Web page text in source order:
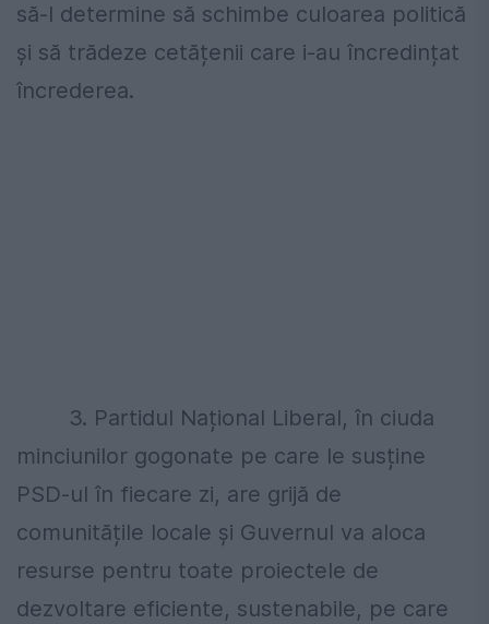
să-l determine să schimbe culoarea politică
și să trădeze cetățenii care i-au încredințat
încrederea.
3. Partidul Național Liberal, în ciuda
minciunilor gogonate pe care le susține
PSD-ul în fiecare zi, are grijă de
comunitățile locale și Guvernul va aloca
resurse pentru toate proiectele de
dezvoltare eficiente, sustenabile, pe care